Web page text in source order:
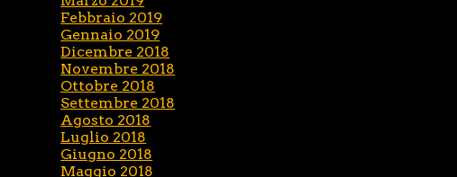
Febbraio 2019
Gennaio 2019
Dicembre 2018
Novembre 2018
Ottobre 2018
Settembre 2018
Agosto 2018
Luglio 2018
Giugno 2018
Maggio 2018